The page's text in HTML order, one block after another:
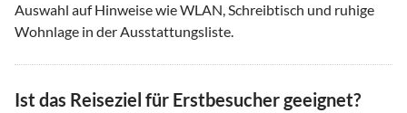
Auswahl auf Hinweise wie WLAN, Schreibtisch und ruhige
Wohnlage in der Ausstattungsliste.
Ist das Reiseziel für Erstbesucher geeignet?